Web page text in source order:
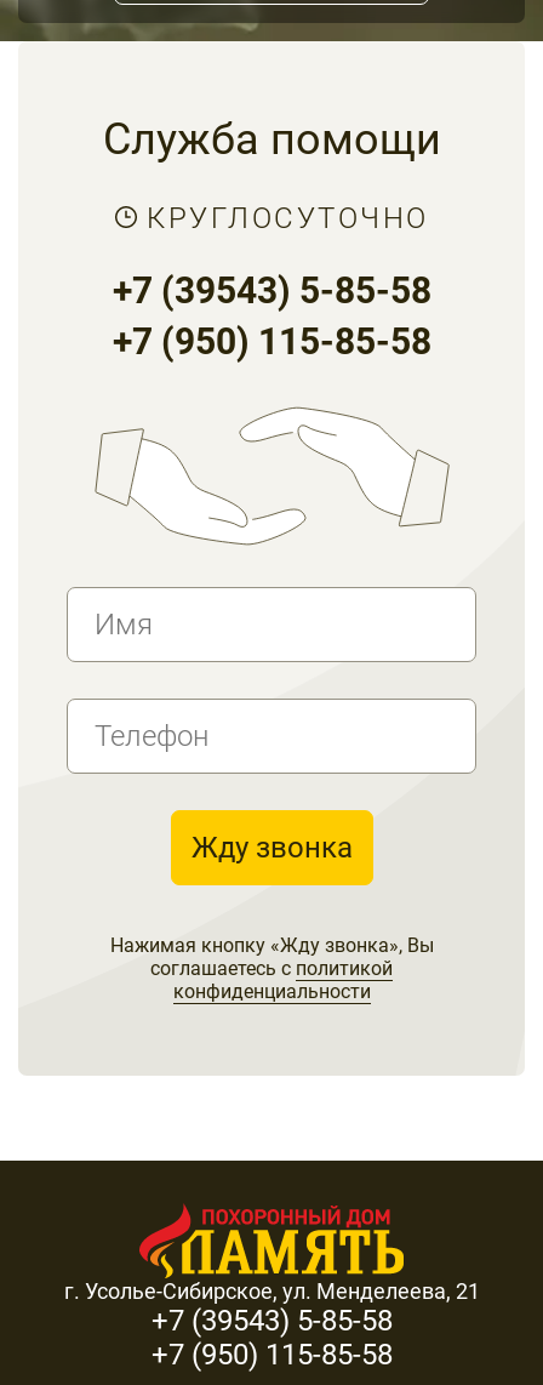
Служба помощи
КРУГЛОСУТОЧНО
+7 (39543) 5-85-58
+7 (950) 115-85-58
Жду звонка
Нажимая кнопку «Жду звонка», Вы
соглашаетесь с политикой
конфиденциальности
г. Усолье-Сибирское, ул. Менделеева, 21
+7 (39543) 5-85-58
+7 (950) 115-85-58